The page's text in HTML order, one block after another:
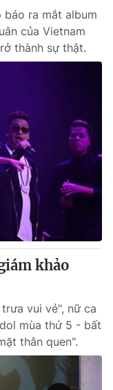
báo ra mắt album
của Vietnam
thành sự thật.
khảo
vui vẻ", nữ ca
mùa thứ 5 - bất
thân quen".